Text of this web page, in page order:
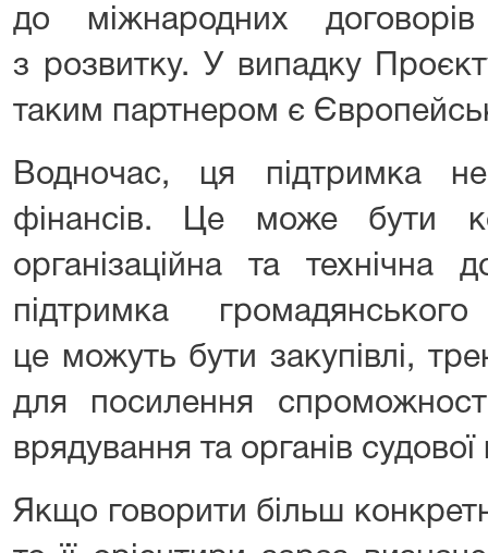
до міжнародних
з розвитку. У випадку
таким партнером є
Водночас, ця підтримка
фінансів. Це може бути
організаційна та технічна
підтримка
це можуть бути закупівлі,
для посилення
врядування та органів судової
Якщо говорити більш